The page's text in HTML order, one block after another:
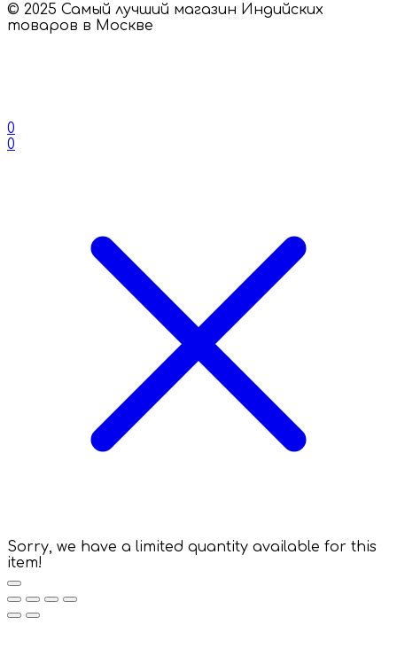
© 2025 Самый лучший магазин Индийских
товаров в Москве
0
0
Sorry, we have a limited quantity available for this
item!